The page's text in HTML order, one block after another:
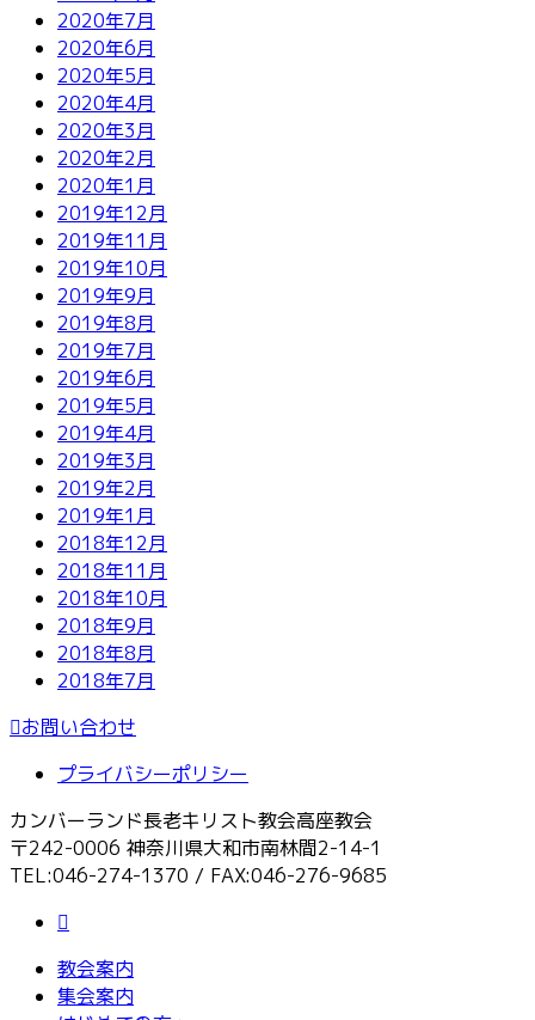
2020年7月
2020年6月
2020年5月
2020年4月
2020年3月
2020年2月
2020年1月
2019年12月
2019年11月
2019年10月
2019年9月
2019年8月
2019年7月
2019年6月
2019年5月
2019年4月
2019年3月
2019年2月
2019年1月
2018年12月
2018年11月
2018年10月
2018年9月
2018年8月
2018年7月
お問い合わせ
プライバシーポリシー
カンバーランド長老キリスト教会高座教会
〒242-0006 神奈川県大和市南林間2-14-1
TEL:046-274-1370 / FAX:046-276-9685
教会案内
集会案内